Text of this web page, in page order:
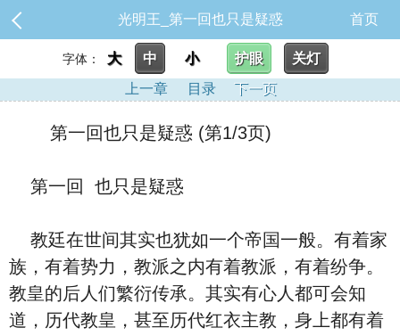
光明王_第一回也只是疑惑 首页
字体： 大 中 小 护眼
关灯
上一章
目录 下一页
第一回也只是疑惑 (第1/3页)
第一回 也只是疑惑
教廷在世间其实也犹如一个帝国一般。有着家
族，有着势力，教派之内有着教派，有着纷争。
教皇的后人们繁衍传承。其实有心人都可会知
道，历代教皇，甚至历代红衣主教，身上都有着